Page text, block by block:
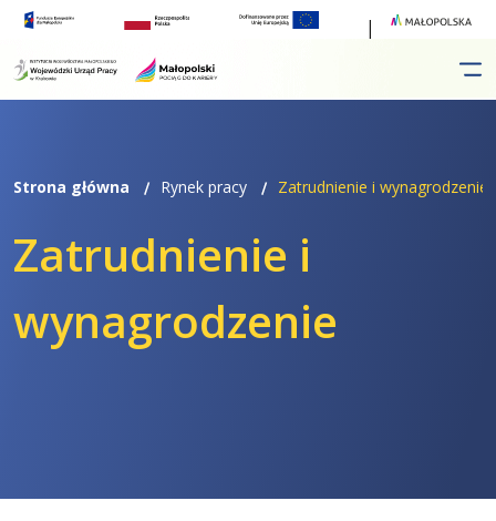
Przejdź
menu
Przejdź
treści
Strona główna Rynek pracy Zatrudnienie i wynagrodzenie
Zatrudnienie i
wynagrodzenie